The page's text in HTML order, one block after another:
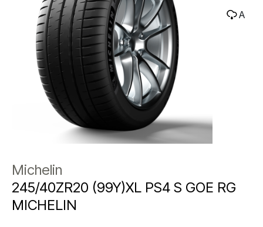
A
Michelin
245/40ZR20 (99Y)XL PS4 S GOE RG
MICHELIN